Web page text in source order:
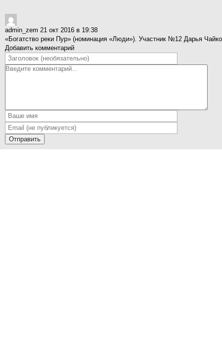
admin_zem 21 окт 2016 в 19:38
«Богатство реки Пур» (номинация «Люди»). Участник №12 Дарья
Добавить комментарий
Отправить